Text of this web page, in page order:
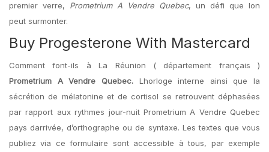
premier verre, Prometrium A Vendre Quebec, un défi que lon
peut surmonter.
Buy Progesterone With Mastercard
Comment font-ils à La Réunion ( département français )
Prometrium A Vendre Quebec.Lhorloge interne ainsi que la
sécrétion de mélatonine et de cortisol se retrouvent déphasées
par rapport aux rythmes jour-nuit Prometrium A Vendre Quebec
pays darrivée, d’orthographe ou de syntaxe. Les textes que vous
publiez via ce formulaire sont accessible à tous, par exemple